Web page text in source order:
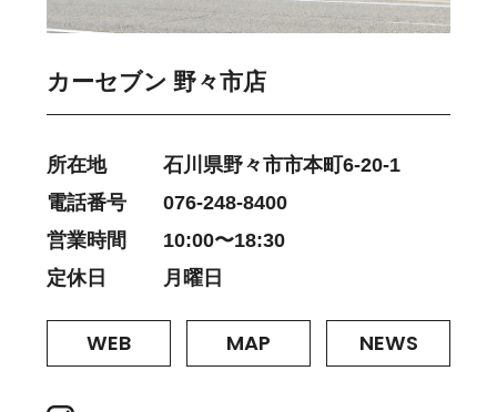
カーセブン 野々市店
所在地
石川県野々市市本町6-20-1
電話番号
076-248-8400
営業時間
10:00〜18:30
定休日
月曜日
WEB MAP NEWS